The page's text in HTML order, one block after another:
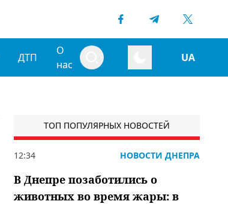
ДТП
О
нас
UA
ТОП ПОПУЛЯРНЫХ НОВОСТЕЙ
12:34 НОВОСТИ ДНЕПРА
В Днепре позаботились о
животных во время жары: в